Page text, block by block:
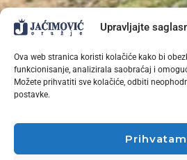
Upravljajte
Ova web stranica koristi kolačiće kako bi
funkcionisanje, analizirala saobraćaj i
Možete prihvatiti sve kolačiće, odbiti
postavke.
Prihvatam
PJ "Sokol"
+387 (0)36 311 453
TE SPO